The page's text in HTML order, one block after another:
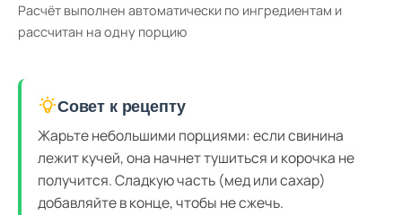
Расчёт выполнен автоматически по ингредиентам и
рассчитан на одну порцию
Совет к рецепту
Жарьте небольшими порциями: если свинина
лежит кучей, она начнет тушиться и корочка не
получится. Сладкую часть (мед или сахар)
добавляйте в конце, чтобы не сжечь.